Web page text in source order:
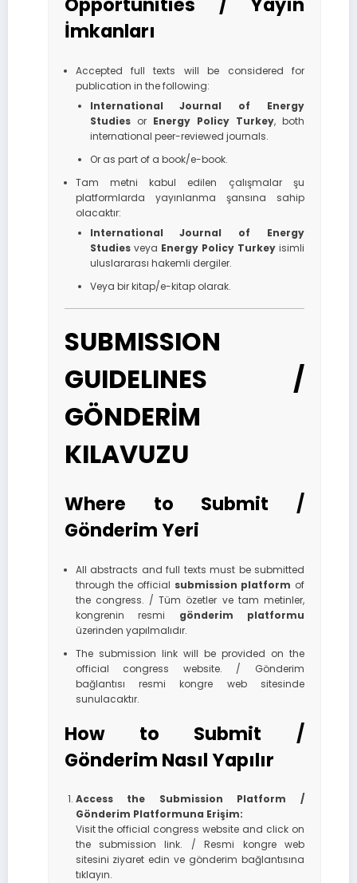
İmkanları
Accepted full texts will be considered for
publication in the following:
International Journal of Energy
Studiesor Energy Policy Turkey, both
international peer-reviewed journals.
Or as part of a book/e-book.
Tam metni kabul edilen çalışmalar şu
platformlarda yayınlanma şansına sahip
olacaktır:
International Journal of Energy
Studiesveya Energy Policy Turkeyisimli
uluslararası hakemli dergiler.
Veya bir kitap/e-kitap olarak.
SUBMISSION
GUIDELINES /
GÖNDERİM
KILAVUZU
Where to Submit /
Gönderim Yeri
All abstracts and full texts must be submitted
through the official submission platform of
the congress. / Tüm özetler ve tam metinler,
kongrenin resmi gönderim platformu
üzerinden yapılmalıdır.
The submission link will be provided on the
official congress website. / Gönderim
bağlantısı resmi kongre web sitesinde
sunulacaktır.
How to Submit /
Gönderim Nasıl Yapılır
Access the Submission Platform /
Gönderim Platformuna Erişim:
Visit the official congress website and click on
the submission link. / Resmi kongre web
sitesini ziyaret edin ve gönderim bağlantısına
tıklayın.